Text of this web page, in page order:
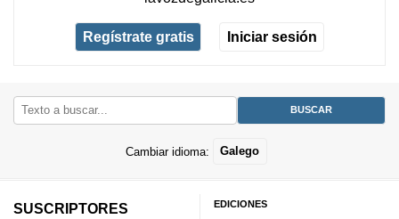
Regístrate gratis Iniciar sesión
Cambiar idioma: Galego
SUSCRIPTORES
EDICIONES